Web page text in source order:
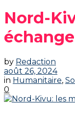
Nord-
by Redaction
août 26, 2024
in Humanitaire,
0